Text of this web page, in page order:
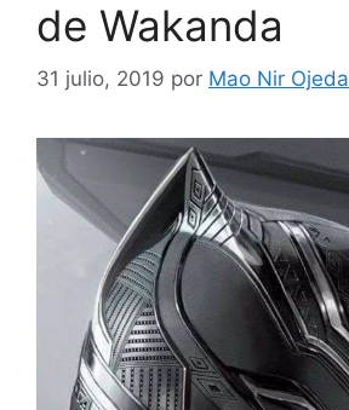
de Wakanda
31 julio, 2019 por Mao Nir Ojeda